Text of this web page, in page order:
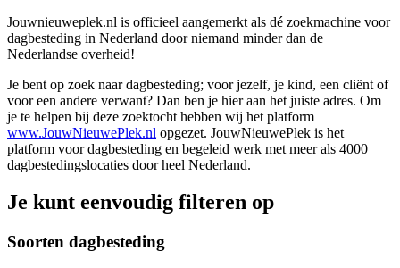
Jouwnieuweplek.nl is officieel aangemerkt als dé zoekmachine voor
dagbesteding in Nederland door niemand minder dan de
Nederlandse overheid!
Je bent op zoek naar dagbesteding; voor jezelf, je kind, een cliënt of
voor een andere verwant? Dan ben je hier aan het juiste adres. Om
je te helpen bij deze zoektocht hebben wij het platform
www.JouwNieuwePlek.nl opgezet. JouwNieuwePlek is het
platform voor dagbesteding en begeleid werk met meer als 4000
dagbestedingslocaties door heel Nederland.
Je kunt eenvoudig filteren op
Soorten dagbesteding